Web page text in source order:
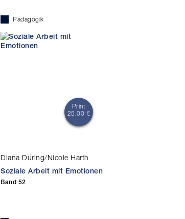
Pädagogik
Print
25,00 €
Diana Düring/Nicole Harth
Soziale Arbeit mit Emotionen
Band 52